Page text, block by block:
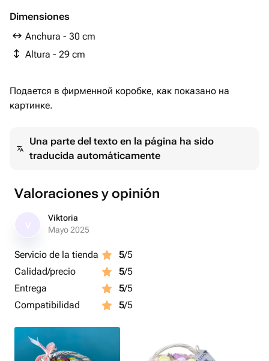
Dimensiones
Anchura - 30 cm
Altura - 29 cm
Подается в фирменной коробке, как показано на
картинке.
Una parte del texto en la página ha sido
traducida automáticamente
Valoraciones y opinión
Viktoria
Mayo 2025
Servicio de la tienda 5/5
Calidad/precio
5/5
Entrega
5/5
Compatibilidad
5/5